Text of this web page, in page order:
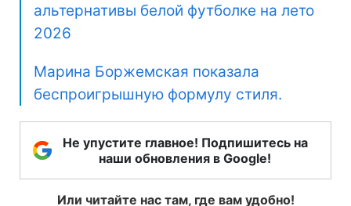
альтернативы белой футболке на лето
2026
Марина Боржемская показала
беспроигрышную формулу стиля.
Не упустите главное! Подпишитесь на
наши обновления в Google!
Или читайте нас там, где вам удобно!